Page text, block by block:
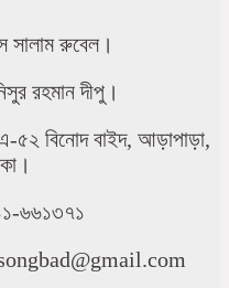
সালাম রুবেল।
রহমান দীপু।
৫২ বিনোদ বাইদ, আড়াপাড়া,
৬৬১৩৭১